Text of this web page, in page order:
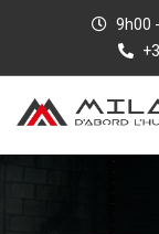
9h00